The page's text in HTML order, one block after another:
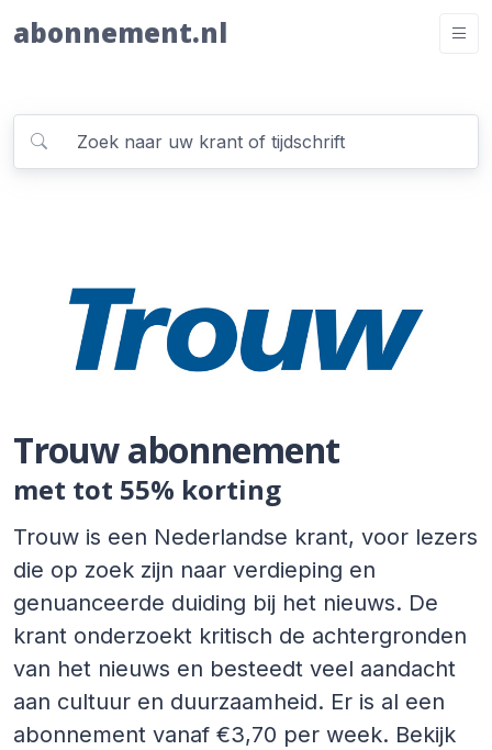
abonnement.nl
Trouw abonnement
met tot 55% korting
Trouw is een Nederlandse krant, voor lezers
die op zoek zijn naar verdieping en
genuanceerde duiding bij het nieuws. De
krant onderzoekt kritisch de achtergronden
van het nieuws en besteedt veel aandacht
aan cultuur en duurzaamheid. Er is al een
abonnement vanaf €3,70 per week. Bekijk